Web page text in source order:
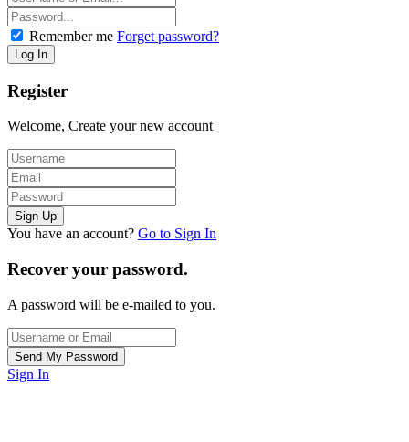
Remember me Forget password?
Register
Welcome, Create your new account
You have an account? Go to Sign In
Recover your password.
A password will be e-mailed to you.
Sign In